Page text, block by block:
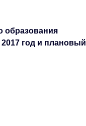
образования
год и плановый